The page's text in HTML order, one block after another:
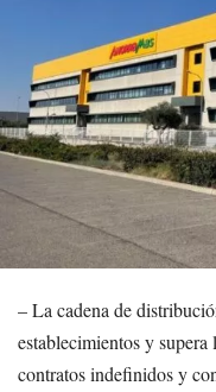
– La cadena de
establecimientos y
contratos indefinidos y